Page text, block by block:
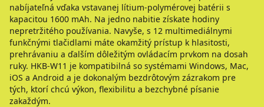
nabíjateľná vďaka vstavanej lítium-polymérovej batérii s
kapacitou 1600 mAh. Na jedno nabitie získate hodiny
nepretržitého používania. Navyše, s 12 multimediálnymi
funkčnými tlačidlami máte okamžitý prístup k hlasitosti,
prehrávaniu a ďalším dôležitým ovládacím prvkom na dosah
ruky. HKB-W11 je kompatibilná so systémami Windows, Mac,
iOS a Android a je dokonalým bezdrôtovým zázrakom pre
tých, ktorí chcú výkon, flexibilitu a bezchybné písanie
zakaždým.